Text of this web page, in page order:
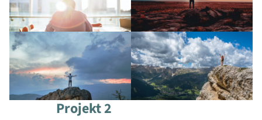
Projekt 2